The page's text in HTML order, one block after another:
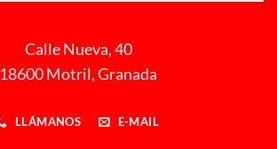
Calle Nueva, 40
18600 Motril, Granada
LLÁMANOS E-MAIL